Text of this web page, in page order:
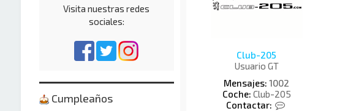
Club-205
Usuario GT
Mensajes: 1002
Coche: Club-205
Contactar:
Visita nuestras redes
sociales:
Cumpleaños